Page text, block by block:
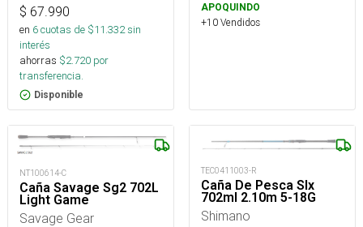
$ 67.990
en 6cuotas de $11.332sin
interés
ahorras $2.720 por
transferencia.
Disponible
APOQUINDO
+10 Vendidos
NT100614-C
Caña Savage Sg2 702L
Light Game
Savage Gear
TEC0411003-R
Caña De Pesca Slx
702ml 2.10m 5-18G
Shimano